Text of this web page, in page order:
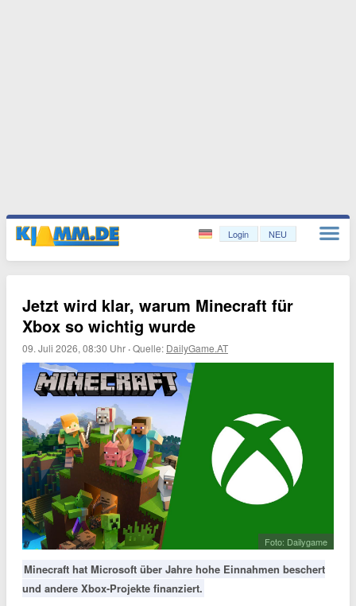
Login NEU
Jetzt wird klar, warum Minecraft für
Xbox so wichtig wurde
09. Juli 2026, 08:30 Uhr ·Quelle: DailyGame.AT
Foto: Dailygame
Minecraft hat Microsoft über Jahre hohe Einnahmen beschert
und andere Xbox-Projekte finanziert.